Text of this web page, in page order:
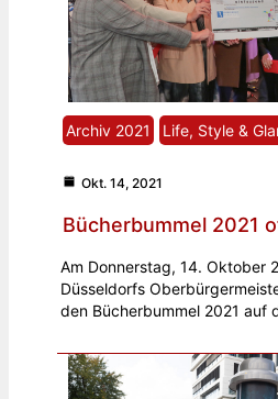
Archiv 2021 Life, Style &
Okt. 14, 2021
Bücherbummel 2021
Am Donnerstag, 14. Oktober
Düsseldorfs
den Bücherbummel 2021 auf